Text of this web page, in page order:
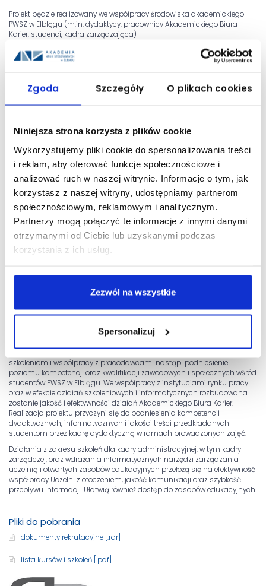
Zgoda Szczegóły O plikach cookies
Niniejsza strona korzysta z plików cookie
Wykorzystujemy pliki cookie do spersonalizowania treści
i reklam, aby oferować funkcje społecznościowe i
analizować ruch w naszej witrynie. Informacje o tym, jak
korzystasz z naszej witryny, udostępniamy partnerom
społecznościowym, reklamowym i analitycznym.
Partnerzy mogą połączyć te informacje z innymi danymi
otrzymanymi od Ciebie lub uzyskanymi podczas
korzystania z ich usług.
Zezwól na wszystkie
Spersonalizuj
Projekt będzie realizowany we współpracy środowiska akademickiego
PWSZ w Elblągu (m.in. dydaktycy, pracownicy Akademickiego Biura
Karier, studenci, kadra zarządzająca)
instytucjonalnego.
1) Programów kształcenia,
2) Podnoszenia kompetencji,
wspomagające studentów
w rozpoczęciu aktywności zawodowej na rynku pracy,
6) Zarządzania w instytucjach szkolnictwa wyższego.
W efekcie realizacji projektu 30% absolwentów Uczelni, którzy zostali
objęci wsparciem w projekcie będzie kontynuować kształcenie lub
podejmie zatrudnienie w ciągu 6 m-cy od zakończenia kształcenia.
Celem projektu jest poprawa jakości, skuteczności i dostępności oferty
edukacyjnej PWSZ w Elblągu odpowiadającej potrzebom gospodarki,
rynku pracy i społeczeństwa na poziomie
regionu i kraju w okresie do 2022.
PWSZ w Elblągu z przedstawicielami biznesu, organizacji
nowe i zaktualizowane dotychczasowe programy kształcenia
szkoleniom i współpracy z pracodawcami nastąpi podniesienie
poziomu kompetencji oraz kwalifikacji zawodowych i społecznych wśród
studentów PWSZ w Elblągu. We współpracy z instytucjami rynku pracy
oraz w efekcie działań szkoleniowych i informatycznych rozbudowana
zostanie jakość i efektywności działań Akademickiego Biura Karier.
Realizacja projektu przyczyni się do podniesienia kompetencji
dydaktycznych, informatycznych i jakości treści przedkładanych
studentom przez kadrę dydaktyczną w ramach prowadzonych zajęć.
Działania z zakresu szkoleń dla kadry administracyjnej, w tym kadry
zarządczej, oraz wdrażania informatycznych narzędzi zarządzania
uczelnią i otwartych zasobów edukacyjnych przełożą się na efektywność
współpracy Uczelni z otoczeniem, jakość komunikacji oraz szybkość
przepływu informacji. Ułatwią również dostęp do zasobów edukacyjnych.
Pliki do pobrania
dokumenty rekrutacyjne [.rar]
lista kursów i szkoleń [.pdf]